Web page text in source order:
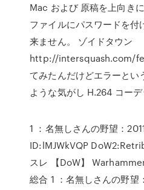
Mac および 原稿を上向き
ファイルにパスワードを
来ません。 ゾイドタウン
http://intersquash.com/
てみたんだけどエラーとい
ような気がし H.264 コー
1 ：名無しさんの野望：
ID:lMJWkVQP
スレ 【DoW】
総合 1 ：名無しさんの野